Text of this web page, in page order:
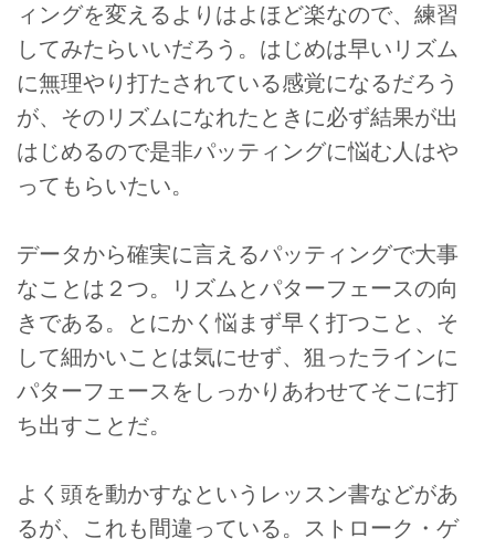
ィングを変えるよりはよほど楽なので、練習
してみたらいいだろう。はじめは早いリズム
に無理やり打たされている感覚になるだろう
が、そのリズムになれたときに必ず結果が出
はじめるので是非パッティングに悩む人はや
ってもらいたい。
データから確実に言えるパッティングで大事
なことは２つ。リズムとパターフェースの向
きである。とにかく悩まず早く打つこと、そ
して細かいことは気にせず、狙ったラインに
パターフェースをしっかりあわせてそこに打
ち出すことだ。
よく頭を動かすなというレッスン書などがあ
るが、これも間違っている。ストローク・ゲ